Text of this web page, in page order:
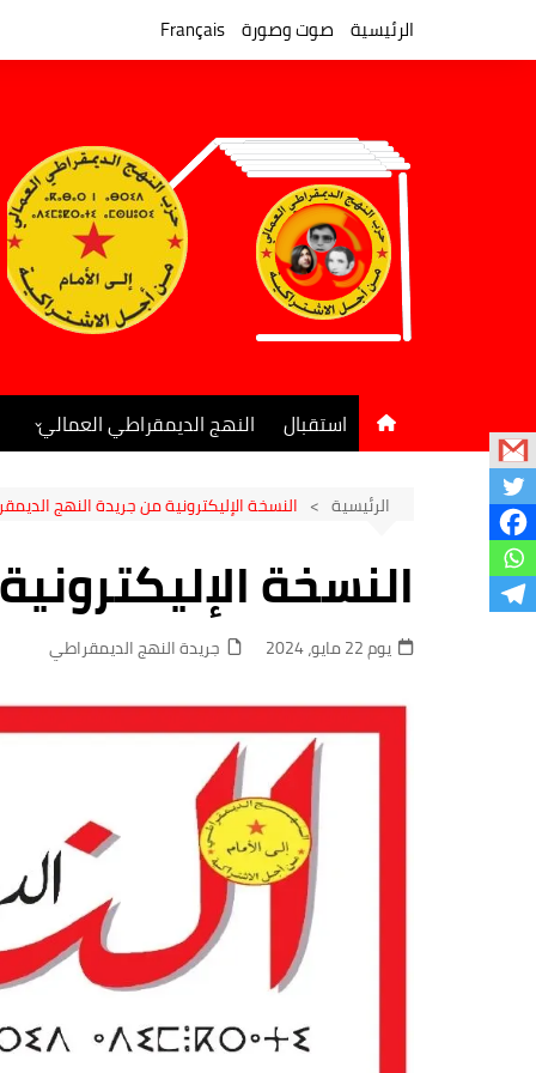
الرئيسية صوت وصورة Français
استقبال النهج الديمقراطي العمالي
جريدة النهج الديمقراطي
الرئيسية النسخة الإليكترونية من جريدة النهج
النسخة
يوم 22 مايو، 2024 جريدة النهج الديمقراطي